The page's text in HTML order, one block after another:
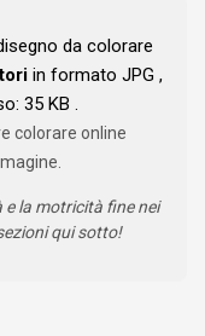
da colorare
in formato JPG ,
35 KB .
colorare online
la motricità fine nei
qui sotto!